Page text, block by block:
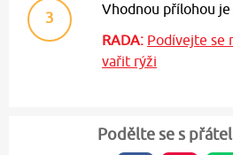
3
Vhodnou přílohou
RADA: Podívejte se
vařit rýži
Podělte se s